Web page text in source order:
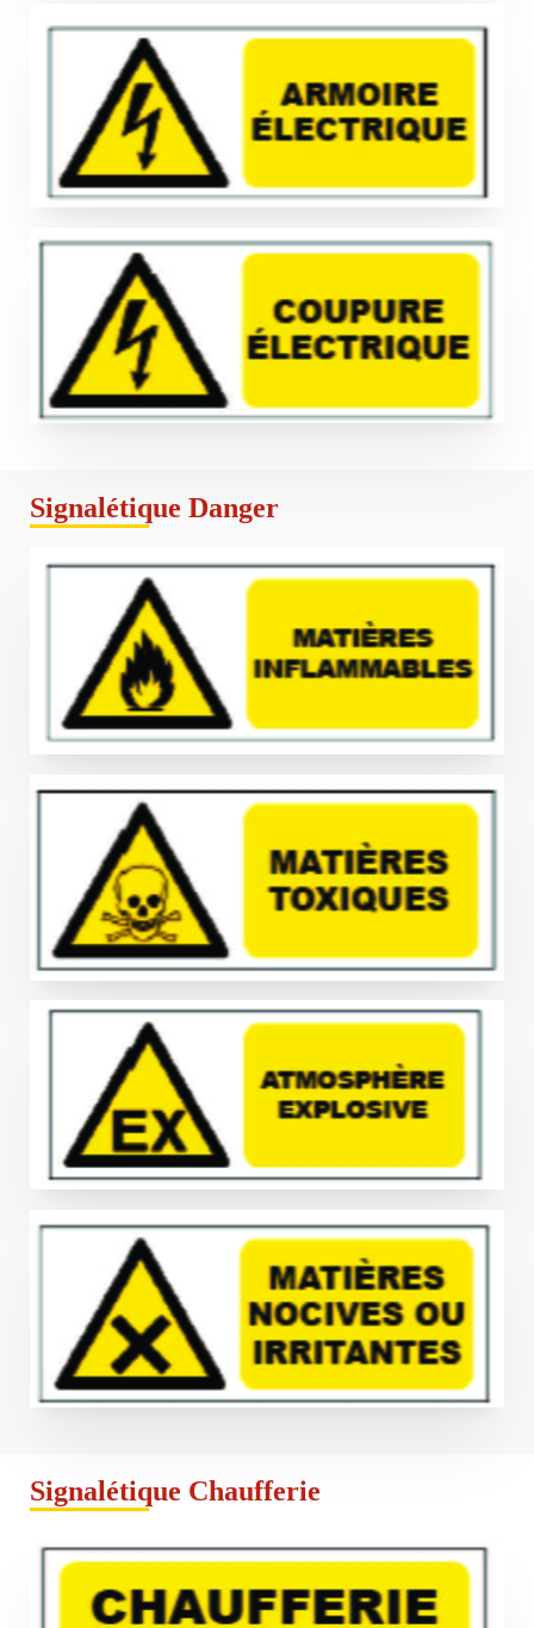
Signalétique Danger
Signalétique Chaufferie